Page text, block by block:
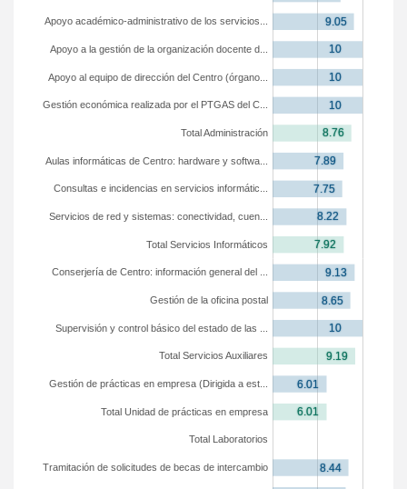
Tramitación de solicitudes de becas de intercambio
Total Laboratorios
Total Unidad de prácticas en empresa
Gestión de prácticas en empresa (Dirigida a est...
Total Servicios Auxiliares
Supervisión y control básico del estado de las ...
Gestión de la oficina postal
Conserjería de Centro: información general del ...
Total Servicios Informáticos
Servicios de red y sistemas: conectividad, cuen...
Consultas e incidencias en servicios informátic...
Aulas informáticas de Centro: hardware y softwa...
Total Administración
Gestión económica realizada por el PTGAS del C...
Apoyo al equipo de dirección del Centro (órgano...
Apoyo a la gestión de la organización docente d...
Apoyo académico-administrativo de los servicios...